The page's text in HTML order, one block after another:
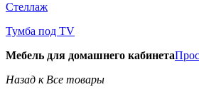
Стеллаж
Тумба под TV
Мебель для домашнего кабинета
Назад к Все товары